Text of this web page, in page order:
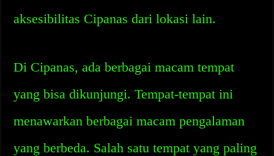
aksesibilitas Cipanas dari lokasi lain.
Di Cipanas, ada berbagai macam tempat
yang bisa dikunjungi. Tempat-tempat ini
menawarkan berbagai macam pengalaman
yang berbeda. Salah satu tempat yang paling